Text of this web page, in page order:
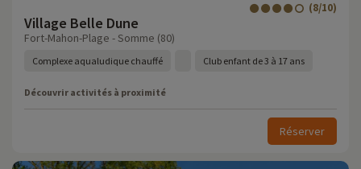
Village Belle Dune
(8/10)
Fort-Mahon-Plage - Somme (80)
Complexe aqualudique chauffé Club enfant de 3 à 17 ans
Découvrir activités à proximité
Réserver